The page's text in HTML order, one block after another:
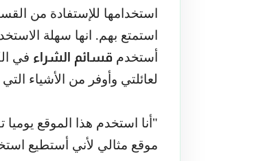
استخدامها للإستفادة من
استمتع بهم. انها سهلة
أستخدم قسائم الشراء في
لعائلتي وأوفر من الأشياء
"أنا استخدم هذا الموقع
موقع مثالي لأني أستطيع